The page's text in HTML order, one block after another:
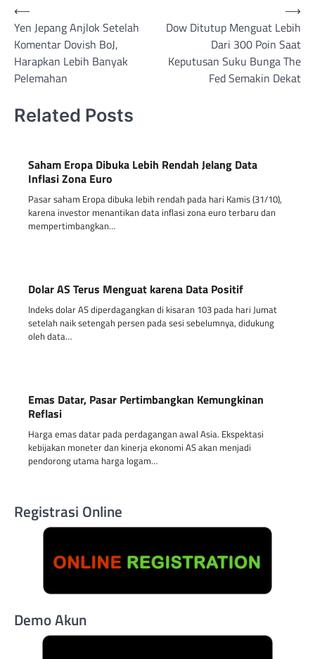
Post
navigation
⟵
Yen Jepang Anjlok Setelah
Komentar Dovish BoJ,
Harapkan Lebih Banyak
Pelemahan
Dow Ditutup Menguat Lebih
Dari 300 Poin Saat
Keputusan Suku Bunga The
Fed Semakin Dekat
⟶
Related Posts
Saham Eropa Dibuka Lebih Rendah Jelang Data
Inflasi Zona Euro
Pasar saham Eropa dibuka lebih rendah pada hari Kamis (31/10),
karena investor menantikan data inflasi zona euro terbaru dan
mempertimbangkan…
Dolar AS Terus Menguat karena Data Positif
Indeks dolar AS diperdagangkan di kisaran 103 pada hari Jumat
setelah naik setengah persen pada sesi sebelumnya, didukung
oleh data…
Emas Datar, Pasar Pertimbangkan Kemungkinan
Reflasi
Harga emas datar pada perdagangan awal Asia. Ekspektasi
kebijakan moneter dan kinerja ekonomi AS akan menjadi
pendorong utama harga logam…
Registrasi Online
Demo Akun